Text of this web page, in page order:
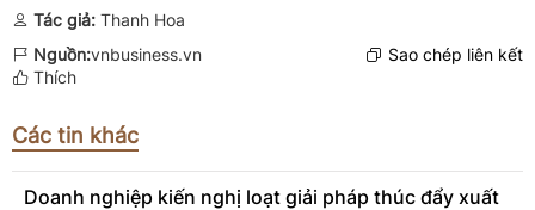
Tác giả: Thanh Hoa
Nguồn:vnbusiness.vn
Sao chép liên kết
Thích
Các tin khác
Doanh nghiệp kiến nghị loạt giải pháp thúc đẩy xuất